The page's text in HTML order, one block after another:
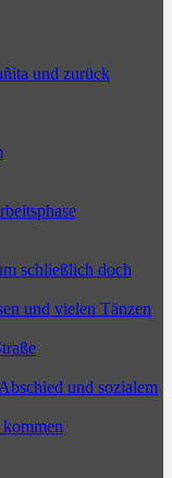
und zurück
schließlich doch
und vielen Tänzen
und sozialem